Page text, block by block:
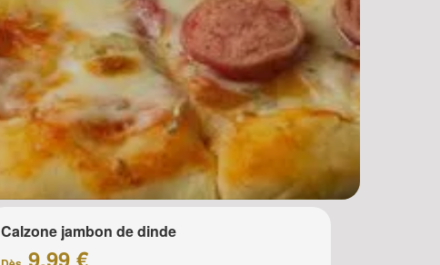
Calzone jambon de dinde
9.99 €